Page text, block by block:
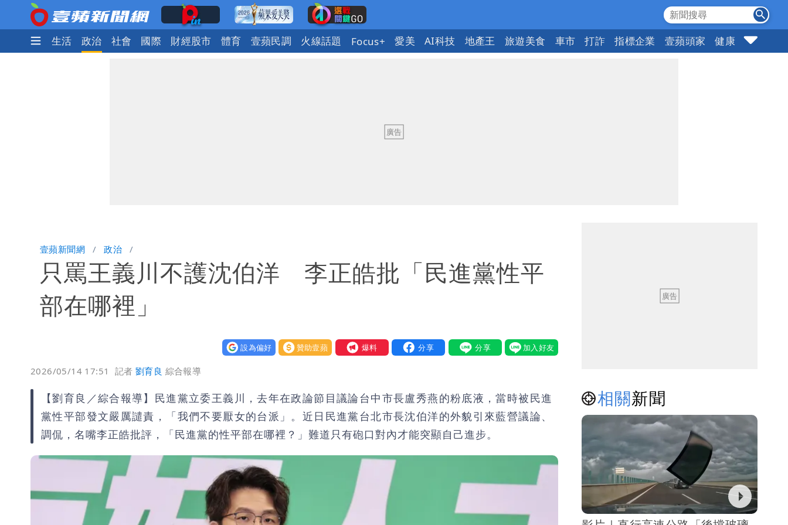
娛樂時尚 生活 政治 社會 國際 財經股市 體育 壹蘋民調 火線話題 Focus+ 愛美 AI科技 地產王 旅遊美食 車市 打詐 指標企業 壹蘋頭家 健康 購物
壹蘋新聞網 政治
只罵王義川不護沈伯洋 李正皓批「民進黨性平
部在哪裡」
設為偏好 贊助壹蘋 我要爆料
2026/05/14 17:51 記者劉育良 綜合報導
【劉育良／綜合報導】民進黨立委王義川，去年在政論節目議論台中市長盧秀燕的粉底液，當時被民進
黨性平部發文嚴厲譴責，「我們不要厭女的台派」。近日民進黨台北市長沈伯洋的外貌引來藍營議論、
調侃，名嘴李正皓批評，「民進黨的性平部在哪裡？」難道只有砲口對內才能突顯自己進步。
相關新聞